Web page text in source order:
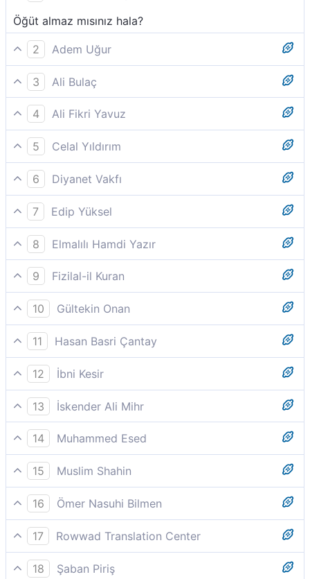
Öğüt almaz mısınız hala?
2
Adem Uğur
Hiç düşünmüyor musunuz?
3
Ali Bulaç
Hiç mi öğüt alıp-düşünmüyorsunuz?
4
Ali Fikri Yavuz
(Allah’ın evlâd edinmekten münezzeh olduğunu) hiç
de mi düşünmezsiniz?
5
Celal Yıldırım
İyice düşünmez misiniz?
6
Diyanet Vakfı
Hiç düşünmüyor musunuz?
7
Edip Yüksel
Öğüt almaz mısınız?
8
Elmalılı Hamdi Yazır
Hiç düşünmüyor musunuz?
9
Fizilal-il Kuran
Hiç mi düşünmüyorsunuz?
10
Gültekin Onan
Hiç mi öğüt alıp düşünmüyorsunuz?
11
Hasan Basri Çantay
Hiç de mi düşünmezsiniz?
12
İbni Kesir
Hiç düşünmüyor musunuz?
13
İskender Ali Mihr
Hâlâ tezekkür etmeyecek misiniz?
14
Muhammed Esed
Hiç düşünmüyor musunuz?
15
Muslim Shahin
Hiç düşünmüyor musunuz?
16
Ömer Nasuhi Bilmen
«Hiç düşünüvermez misiniz?»
17
Rowwad Translation Center
Düşünüp öğüt almaz mısınız?
18
Şaban Piriş